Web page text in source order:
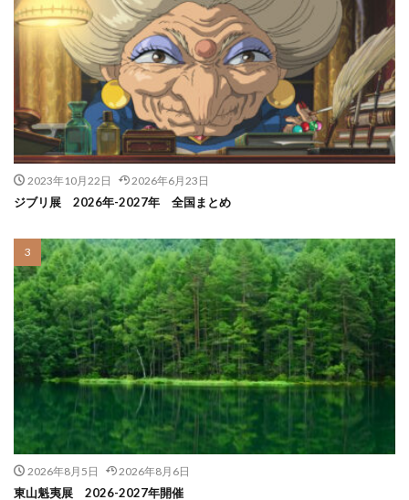
2023年10月22日 2026年6月23日
ジブリ展 2026年-2027年 全国まとめ
2026年8月5日 2026年8月6日
東山魁夷展 2026-2027年開催